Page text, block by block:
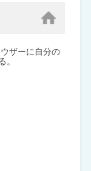
ザーに自分の
。